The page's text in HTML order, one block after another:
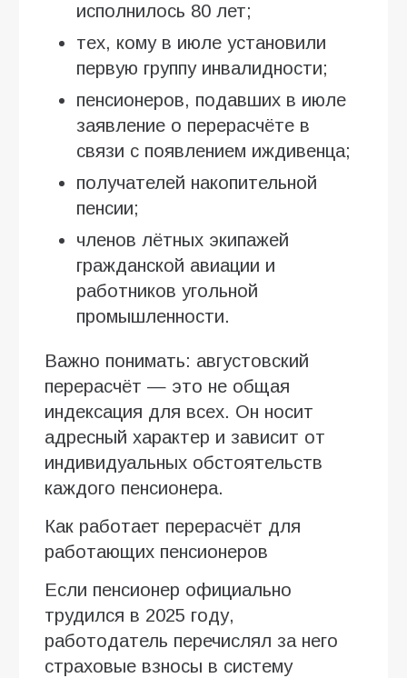
исполнилось 80 лет;
тех, кому в июле установили
первую группу инвалидности;
пенсионеров, подавших в июле
заявление о перерасчёте в
связи с появлением иждивенца;
получателей накопительной
пенсии;
членов лётных экипажей
гражданской авиации и
работников угольной
промышленности.
Важно понимать: августовский
перерасчёт — это не общая
индексация для всех. Он носит
адресный характер и зависит от
индивидуальных обстоятельств
каждого пенсионера.
Как работает перерасчёт для
работающих пенсионеров
Если пенсионер официально
трудился в 2025 году,
работодатель перечислял за него
страховые взносы в систему